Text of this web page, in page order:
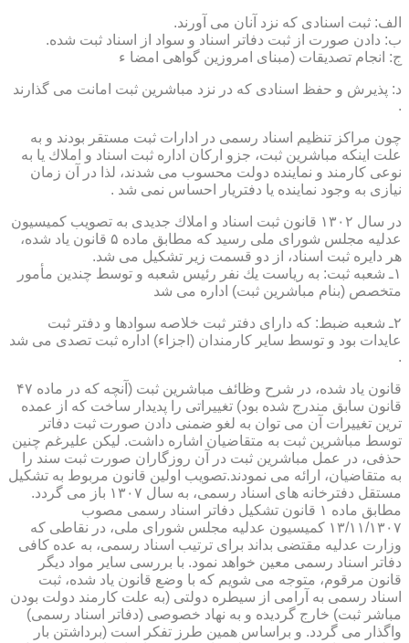
الف: ثبت اسنادی كه نزد آنان می آورند.
ب: دادن صورت از ثبت دفاتر اسناد و سواد از اسناد ثبت شده.
ج: انجام تصدیقات (مبنای امروزین گواهی امضا ء
د: پذیرش و حفظ اسنادی كه در نزد مباشرین ثبت امانت می گذارند
.
چون مراكز تنظیم اسناد رسمی در ادارات ثبت مستقر بودند و به
علت اینكه مباشرین ثبت، جزو اركان اداره ثبت اسناد و املاك یا به
نوعی كارمند و نماینده دولت محسوب می شدند، لذا در آن زمان
نیازی به وجود نماینده یا دفتریار احساس نمی شد .
در سال ۱۳۰۲ قانون ثبت اسناد و املاك جدیدی به تصویب كمیسیون
عدلیه مجلس شورای ملی رسید كه مطابق ماده ۵ قانون یاد شده،
هر دایره ثبت اسناد، از دو قسمت زیر تشكیل می شد.
۱ـ شعبه ثبت: به ریاست یك نفر رئیس شعبه و توسط چندین مأمور
متخصص (بنام مباشرین ثبت) اداره می شد
۲ـ شعبه ضبط: كه دارای دفتر ثبت خلاصه سوادها و دفتر ثبت
عایدات بود و توسط سایر كارمندان (اجزاء) اداره ثبت تصدی می شد
.
قانون یاد شده، در شرح وظائف مباشرین ثبت (آنچه كه در ماده ۴۷
قانون سابق مندرج شده بود) تغییراتی را پدیدار ساخت كه از عمده
ترین تغییرات آن می توان به لغو ضمنی دادن صورت ثبت دفاتر
توسط مباشرین ثبت به متقاضیان اشاره داشت. لیكن علیرغم چنین
حذفی، در عمل مباشرین ثبت در آن روزگاران صورت ثبت سند را
به متقاضیان، ارائه می نمودند.تصویب اولین قانون مربوط به تشكیل
مستقل دفترخانه های اسناد رسمی، به سال ۱۳۰۷ باز می گردد.
مطابق ماده ۱ قانون تشكیل دفاتر اسناد رسمی مصوب
۱۳/۱۱/۱۳۰۷ كمیسیون عدلیه مجلس شورای ملی، در نقاطی كه
وزارت عدلیه مقتضی بداند برای ترتیب اسناد رسمی، به عده كافی
دفاتر اسناد رسمی معین خواهد نمود. با بررسی سایر مواد دیگر
قانون مرقوم، متوجه می شویم كه با وضع قانون یاد شده، ثبت
اسناد رسمی به آرامی از سیطره دولتی (به علت كارمند دولت بودن
مباشر ثبت) خارج گردیده و به نهاد خصوصی (دفاتر اسناد رسمی)
واگذار می گردد. و براساس همین طرز تفكر است (برداشتن بار